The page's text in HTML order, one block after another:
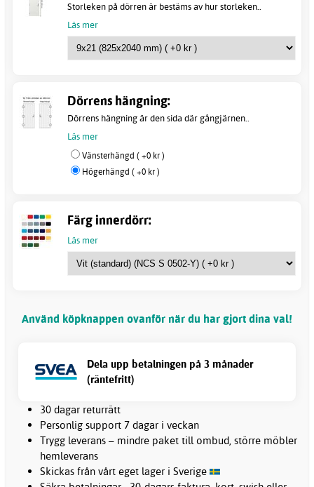
Storleken på dörren är bestäms av hur storleken..
Läs mer
Dörrens hängning:
Dörrens hängning är den sida där gångjärnen..
Läs mer
Vänsterhängd ( +0 kr )
Högerhängd ( +0 kr )
Färg innerdörr:
Läs mer
Använd köpknappen ovanför när du har gjort dina val!
Dela upp betalningen på 3 månader
(räntefritt)
30 dagar returrätt
Personlig support 7 dagar i veckan
Trygg leverans – mindre paket till ombud, större möbler
hemleverans
Skickas från vårt eget lager i Sverige